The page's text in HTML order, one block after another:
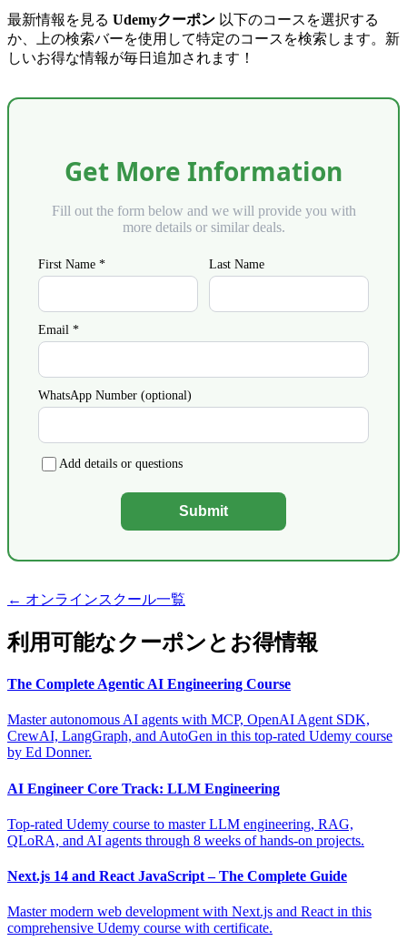
最新情報を見る Udemyクーポン 以下のコースを選択する
か、上の検索バーを使用して特定のコースを検索します。新
しいお得な情報が毎日追加されます！
Get More Information
Fill out the form below and we will provide you with
more details or similar deals.
First Name * Last Name
Email *
WhatsApp Number (optional)
Add details or questions
Submit
← オンラインスクール一覧
利用可能なクーポンとお得情報
The Complete Agentic AI Engineering Course
Master autonomous AI agents with MCP, OpenAI Agent SDK,
CrewAI, LangGraph, and AutoGen in this top-rated Udemy course
by Ed Donner.
AI Engineer Core Track: LLM Engineering
Top-rated Udemy course to master LLM engineering, RAG,
QLoRA, and AI agents through 8 weeks of hands-on projects.
Next.js 14 and React JavaScript – The Complete Guide
Master modern web development with Next.js and React in this
comprehensive Udemy course with certificate.